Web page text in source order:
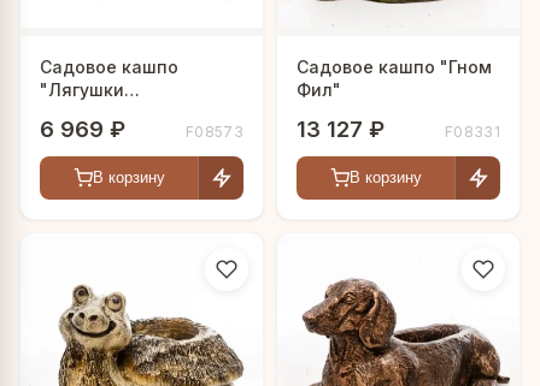
Садовое кашпо
"Лягушки
6 969 ₽ F08573
В корзину
Садовое кашпо "Гном
Фил"
13 127 ₽ F08331
В корзину